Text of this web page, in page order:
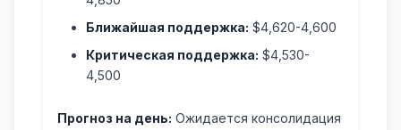
Ближайшая поддержка: $4,620-4,600
Критическая поддержка: $4,530-
4,500
Прогноз на день: Ожидается консолидация